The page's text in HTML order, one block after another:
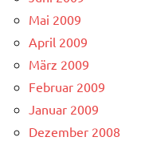
Mai 2009
April 2009
März 2009
Februar 2009
Januar 2009
Dezember 2008